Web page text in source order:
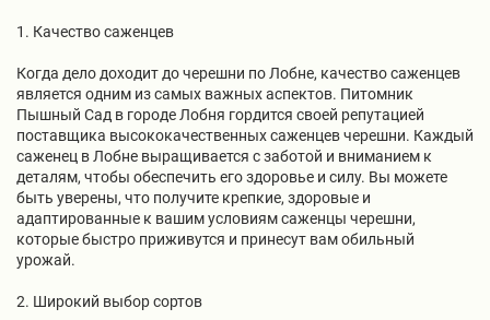
1. Качество саженцев
Когда дело доходит до черешни по Лобне, качество саженцев
является одним из самых важных аспектов. Питомник
Пышный Сад в городе Лобня гордится своей репутацией
поставщика высококачественных саженцев черешни. Каждый
саженец в Лобне выращивается с заботой и вниманием к
деталям, чтобы обеспечить его здоровье и силу. Вы можете
быть уверены, что получите крепкие, здоровые и
адаптированные к вашим условиям саженцы черешни,
которые быстро приживутся и принесут вам обильный
урожай.
2. Широкий выбор сортов